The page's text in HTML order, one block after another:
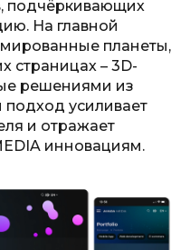
подчёркивающих
На главной
планеты,
страницах – 3D-
решениями из
подход усиливает
и отражает
инновациям.